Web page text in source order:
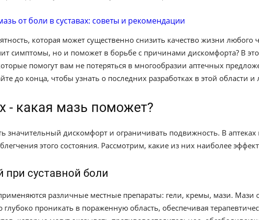
которая может существенно снизить качество жизни
симптомы, но и поможет в борьбе с причинами дискомфорта? В
помогут вам не потеряться в многообразии аптечных
до конца, чтобы узнать о последних разработках в этой области
- какая мазь поможет?
значительный дискомфорт и ограничивать подвижность. В
этого состояния. Рассмотрим, какие из них наиболее
суставной боли
различные местные препараты: гели, кремы, мази. Мази
проникать в пораженную область, обеспечивая